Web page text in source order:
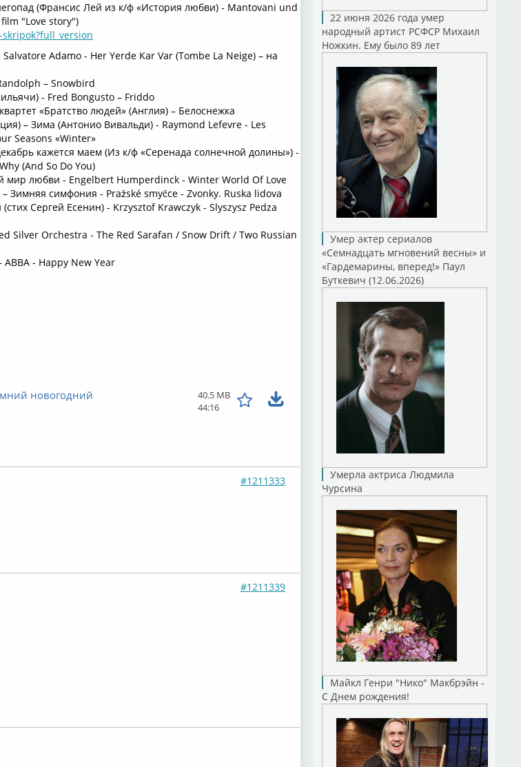
(Франсис Лей из к/ф «История любви) - Mantovani und
"Love story")
Adamo - Her Yerde Kar Var (Tombe La Neige) – на
– Snowbird
- Fred Bongusto – Friddo
«Братство людей» (Англия) – Белоснежка
– Зима (Антонио Вивальди) - Raymond Lefevre - Les
Seasons «Winter»
кажется маем (Из к/ф «Серенада солнечной долины») -
(And So Do You)
мир любви - Engelbert Humperdinck - Winter World Of Love
Зимняя симфония - Pražské smyčce - Zvonky. Ruska lidova
Сергей Есенин) - Krzysztof Krawczyk - Slyszysz Pedza
Silver Orchestra - The Red Sarafan / Snow Drift / Two Russian
ABBA - Happy New Year
новогодний
40.5 MB
44:16
#1211333
#1211339
22 июня 2026 года умер
народный артист РСФСР Михаил
Ножкин. Ему было 89 лет
Умер актер сериалов
«Семнадцать мгновений весны» и
«Гардемарины, вперед!» Паул
Буткевич (12.06.2026)
Умерла актриса Людмила
Чурсина
Майкл Генри "Нико" Макбрэйн -
С Днем рождения!